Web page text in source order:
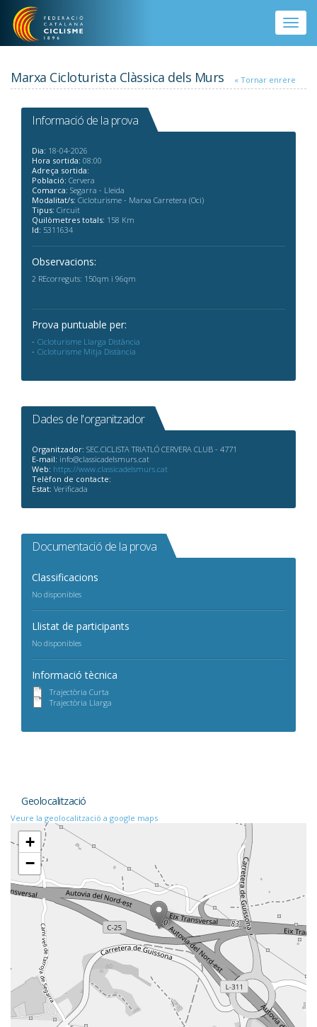
Vés al contingut
Toggle
Marxa Cicloturista Clàssica dels Murs
Informació de la prova
Dia: 18-04-2026
Hora sortida: 08:00
Adreça sortida:
Població: Cervera
Comarca: Segarra - Lleida
Modalitat/s: Cicloturisme - Marxa Carretera (Oci)
Tipus: Circuit
Quilòmetres totals: 158 Km
Id: 5311634
Observacions:
2 REcorreguts: 150qm i 96qm
Prova puntuable per:
Cicloturisme Llarga Distància
Cicloturisme Mitja Distància
Dades de l'organitzador
Organitzador: SEC.CICLISTA TRIATLÓ CERVERA CLUB - 4771
E-mail: info@classicadelsmurs.cat
Web: https://www.classicadelsmurs.cat
Telèfon de contacte:
Estat: Verificada
Documentació de la prova
Classificacions
No disponibles
Llistat de participants
No disponibles
Informació tècnica
Trajectòria Curta
Trajectòria Llarga
Geolocalització
Veure la geolocalització a google maps
+
−
« Tornar enrere